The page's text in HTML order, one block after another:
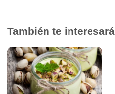
También te interesará